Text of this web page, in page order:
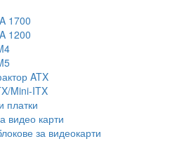
1700
1200
ATX
Mini-ITX
платки
видео карти
за видеокарти